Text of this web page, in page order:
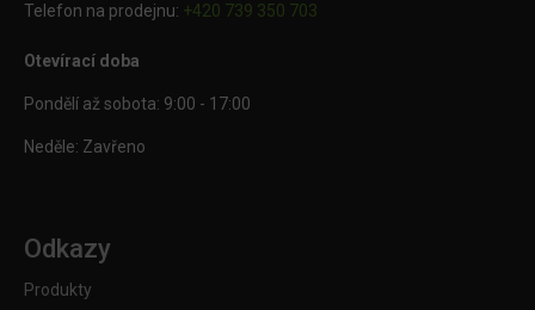
Telefon na prodejnu: +420 739 350 703
Otevírací doba
Pondělí až sobota: 9:00 - 17:00
Neděle: Zavřeno
Odkazy
Produkty